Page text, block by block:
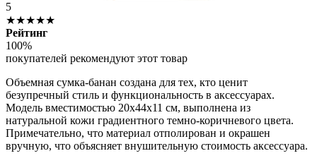
5
★★★★★
Рейтинг
100%
покупателей рекомендуют этот товар
Объемная сумка-банан создана для тех, кто ценит
безупречный стиль и функциональность в аксессуарах.
Модель вместимостью 20х44х11 см, выполнена из
натуральной кожи градиентного темно-коричневого цвета.
Примечательно, что материал отполирован и окрашен
вручную, что объясняет внушительную стоимость аксессуара.